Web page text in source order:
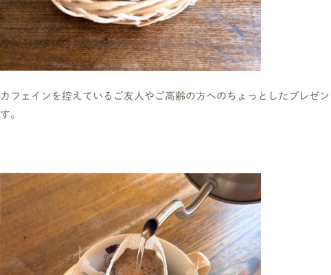
カフェインを控えているご友人やご高齢の方へのちょっとしたプレゼ
す。